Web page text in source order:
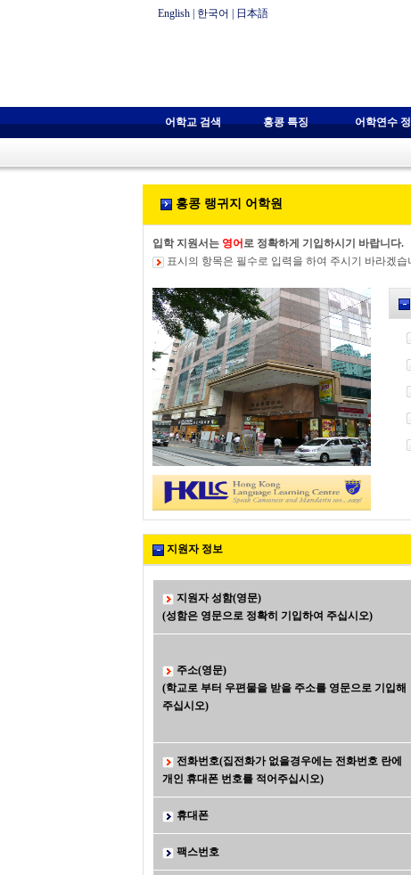
English 한국어 日本語
어학교 검색 홍콩 특징 어학연수
홍콩 랭귀지 어학원
입학 지원서는 영어 로 정확하게 기입하시기 바랍니다.
표시의 항목은 필수로 입력을 하여 주시기 바라겠습
지원자 정보
지원자 성함(영문)
(성함은 영문으로 정확히 기입하여 주십시오)
주소(영문)
(학교로 부터 우편물을 받을 주소를 영문으로 기입해
주십시오)
전화번호(집전화가 없을경우에는 전화번호 란에
개인 휴대폰 번호를 적어주십시오)
휴대폰
팩스번호